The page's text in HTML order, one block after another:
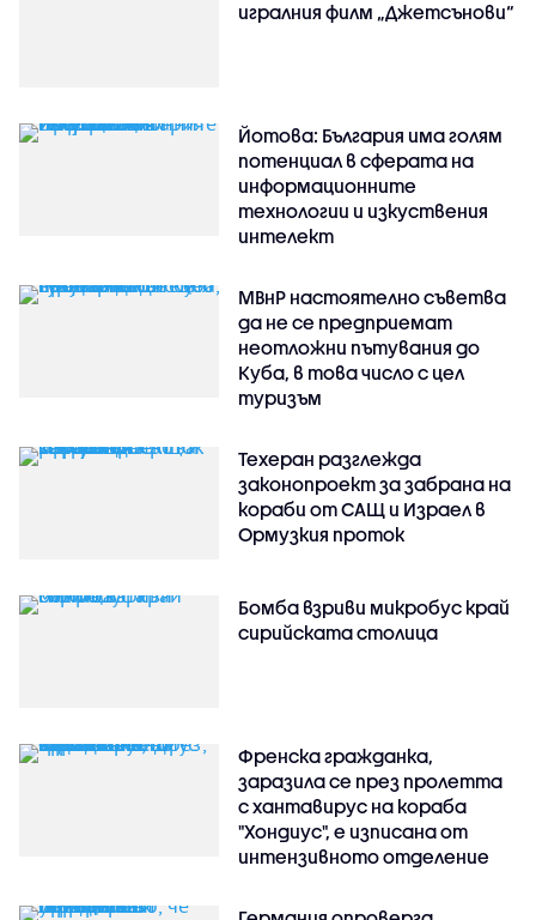
игралния филм „Джетсънови“
Йотова: България има голям
потенциал в сферата на
информационните
технологии и изкуствения
интелект
МВнР настоятелно съветва
да не се предприемат
неотложни пътувания до
Куба, в това число с цел
туризъм
Техеран разглежда
законопроект за забрана на
кораби от САЩ и Израел в
Ормузкия проток
Бомба взриви микробус край
сирийската столица
Френска гражданка,
заразила се през пролетта
с хантавирус на кораба
"Хондиус", е изписана от
интензивното отделение